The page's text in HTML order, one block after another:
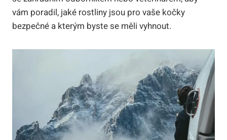
vám poradil, jaké rostliny jsou pro vaše kočky
bezpečné a kterým byste se měli vyhnout.